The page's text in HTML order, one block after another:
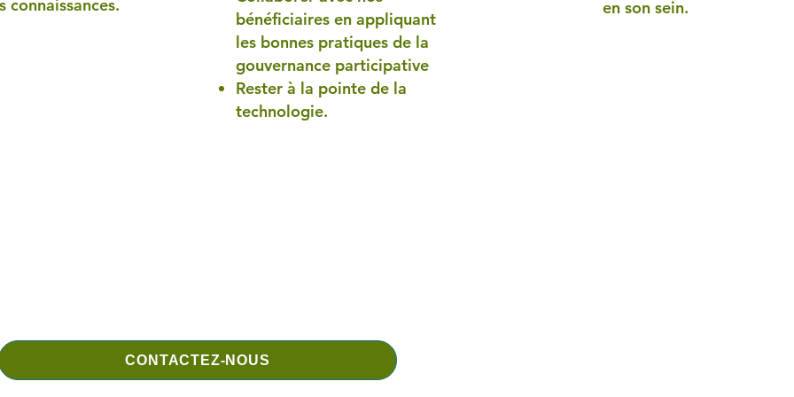
connaissances.
bénéficiaires en appliquant
les bonnes pratiques de la
gouvernance participative
Rester à la pointe de la
technologie.
en son sein.
CONTACTEZ-NOUS